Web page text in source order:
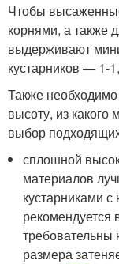
Чтобы
корнями, а также
выдерживают
кустарников — 1-
Также
высоту, из какого
выбор
сплошной
материалов
кустарниками
рекомендуется
требовательны
размера